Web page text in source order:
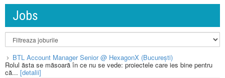
Jobs
BTL Account Manager Senior @ HexagonX (București)
Rolul ăsta se măsoară în ce nu se vede: proiectele care ies bine pentru
că... [detalii]